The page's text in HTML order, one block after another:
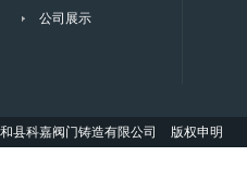
公司展示
和县科嘉阀门铸造有限公司 版权申明